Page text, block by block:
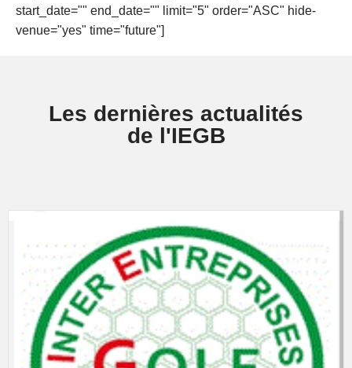
start_date="" end_date="" limit="5" order="ASC" hide-
venue="yes" time="future"]
Les dernières actualités
de l'IEGB